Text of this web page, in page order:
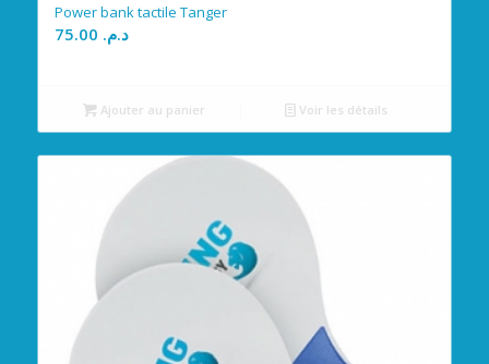
Power bank tactile Tanger
د.م.
Ajouter au panier Voir les détails